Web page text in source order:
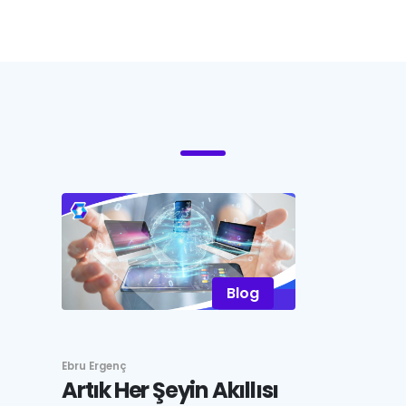
Blog
Ebru Ergenç
Artık Her Şeyin Akıllısı